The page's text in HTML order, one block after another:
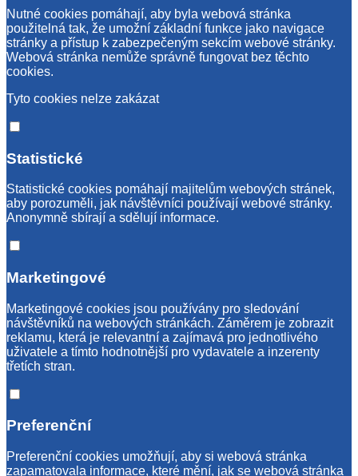
Nutné cookies pomáhají, aby byla webová stránka
použitelná tak, že umožní základní funkce jako navigace
stránky a přístup k zabezpečeným sekcím webové stránky.
Webová stránka nemůže správně fungovat bez těchto
cookies.
Tyto cookies nelze zakázat
Statistické
Statistické cookies pomáhají majitelům webových stránek,
aby porozuměli, jak návštěvníci používají webové stránky.
Anonymně sbírají a sdělují informace.
Marketingové
Marketingové cookies jsou používány pro sledování
návštěvníků na webových stránkách. Záměrem je zobrazit
reklamu, která je relevantní a zajímavá pro jednotlivého
uživatele a tímto hodnotnější pro vydavatele a inzerenty
třetích stran.
Preferenční
Preferenční cookies umožňují, aby si webová stránka
zapamatovala informace, které mění, jak se webová stránka